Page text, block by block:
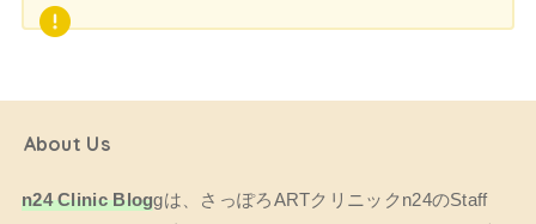
About Us
n24 Clinic Bloggは、さっぽろARTクリニックn24のStaff